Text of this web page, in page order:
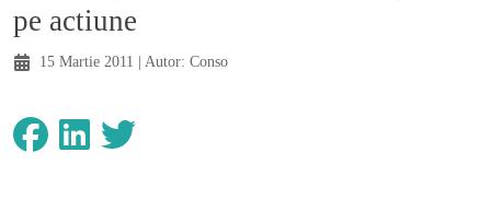
pe actiune
15 Martie 2011 | Autor: Conso